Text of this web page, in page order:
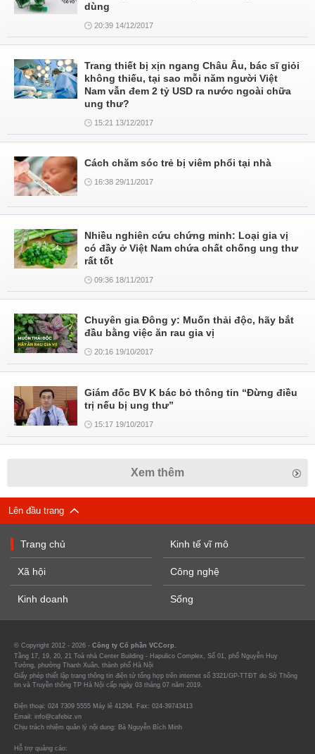
dùng
20:39 14/12/2017
Trang thiết bị xịn ngang Châu Âu, bác sĩ giỏi
không thiếu, tại sao mỗi năm người Việt
Nam vẫn đem 2 tỷ USD ra nước ngoài chữa
ung thư?
15:21 13/12/2017
Cách chăm sóc trẻ bị viêm phổi tại nhà
16:38 29/11/2017
Nhiều nghiên cứu chứng minh: Loại gia vị
có đầy ở Việt Nam chứa chất chống ung thư
rất tốt
09:36 18/11/2017
Chuyên gia Đông y: Muốn thải độc, hãy bắt
đầu bằng việc ăn rau gia vị
20:16 19/10/2017
Giám đốc BV K bác bỏ thông tin “Đừng điều
trị nếu bị ung thư”
15:17 19/10/2017
Xem thêm
Lên đầu trang
Trang chủ
Xã hội
Kinh doanh
Kinh tế vĩ mô
Công nghệ
Sống
© Copyright 2012 - 2026 - Công ty Cổ phần VCCorp.
Tầng 17, 19, 20, 21 Toà nhà Center Building - Hapulico Complex, Số 01, phố Nguyễn Huy
Tưởng, phường Thanh Xuân, thành phố Hà Nội
Giấy phép thiết lập trang thông tin điện tử tổng hợp trên internet số 3321/GP-TTĐT do Sở Thông
tin và Truyền thông TP Hà Nội cấp ngày 03 tháng 07 năm 2019.
Điện thoại: 024 7309 5555 Máy lẻ 41294. Fax: 024-39743413
Email: info@cafebiz.vn
Chịu trách nhiệm quản lý nội dung: Bà Nguyễn Bích Minh
Hỗ trợ quảng cáo: